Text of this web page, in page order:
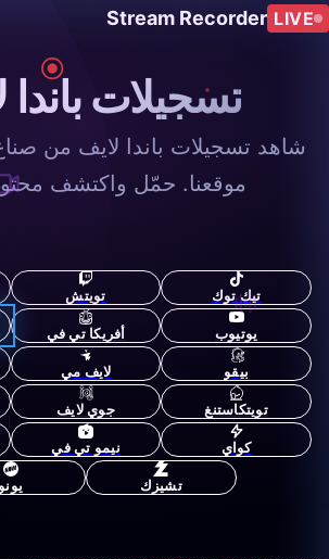
LIVE
Stream Recorder
تسجيلات باندا
شاهد تسجيلات باندا لايف من
موقعنا. حمّل واكتشف
تيك توك تويتش
يوتيوب أفريكا تي في
بيقو لايف مي
تويتكاستنغ جوي لايف
كواي نيمو تي في
تشيزك يونو